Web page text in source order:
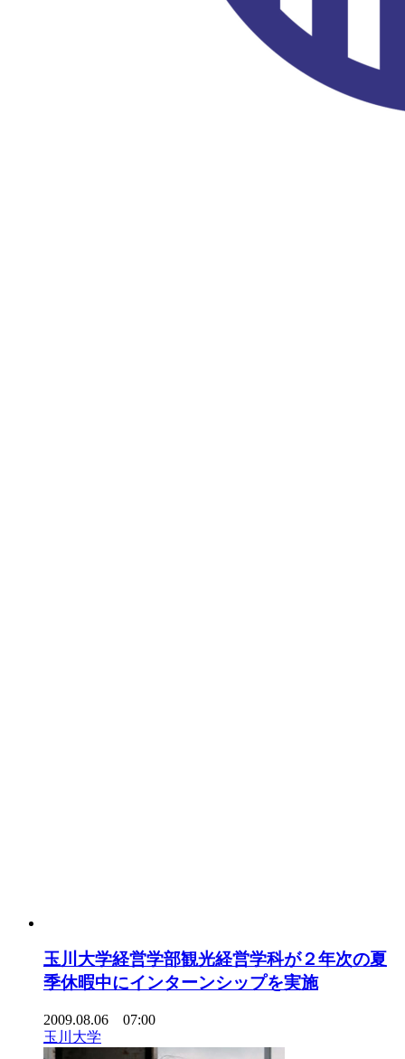
玉川大学経営学部観光経営学科が２年次の夏
季休暇中にインターンシップを実施
2009.08.06 07:00
玉川大学